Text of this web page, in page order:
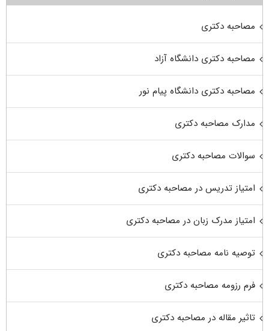
مصاحبه دکتری
مصاحبه دکتری دانشگاه آزاد
مصاحبه دکتری دانشگاه پیام نور
مدارک مصاحبه دکتری
سوالات مصاحبه دکتری
امتیاز تدریس در مصاحبه دکتری
امتیاز مدرک زبان در مصاحبه دکتری
توصیه نامه مصاحبه دکتری
فرم رزومه مصاحبه دکتری
تاثیر مقاله در مصاحبه دکتری